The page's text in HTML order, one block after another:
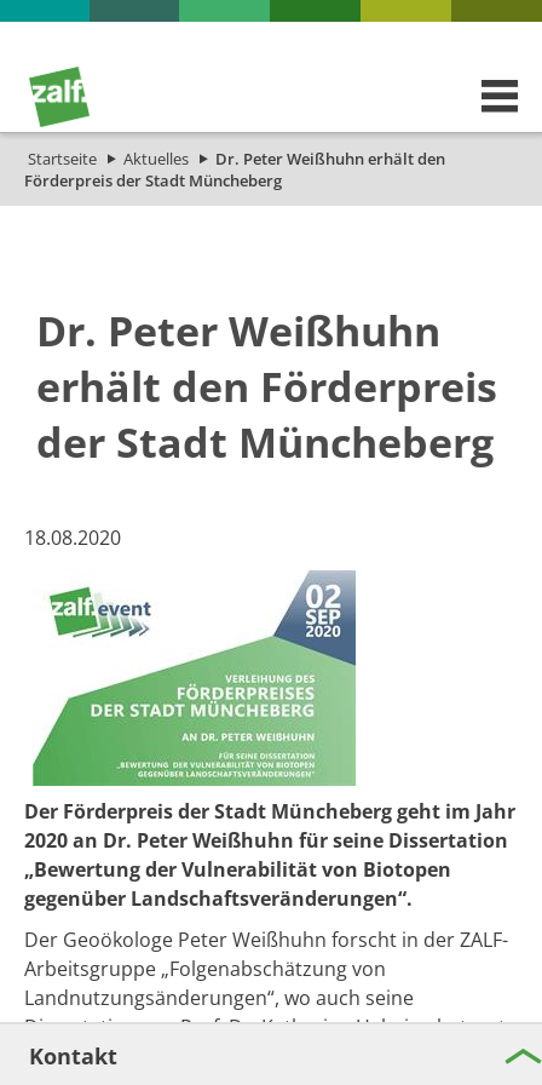
Startseite Aktuelles
Dr. Peter Weißhuhn erhält den
Förderpreis der Stadt Müncheberg
Dr. Peter Weißhuhn
erhält den Förderpreis
der Stadt Müncheberg
18.08.2020
Der Förderpreis der Stadt Müncheberg geht im Jahr
2020 an Dr. Peter Weißhuhn für seine Dissertation
„Bewertung der Vulnerabilität von Biotopen
gegenüber Landschaftsveränderungen“.
Der Geoökologe Peter Weißhuhn forscht in der ZALF-
Arbeitsgruppe „Folgenabschätzung von
Landnutzungsänderungen“, wo auch seine
Dissertation von Prof. Dr. Katharina Helming betreut
wurde. Prof. Hubert Wiggering von der Universität
Kontakt